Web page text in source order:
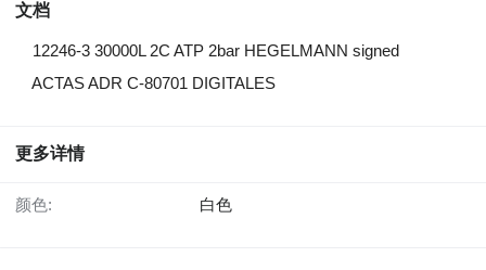
文档
12246-3 30000L 2C ATP 2bar HEGELMANN signed
ACTAS ADR C-80701 DIGITALES
更多详情
颜色: 白色